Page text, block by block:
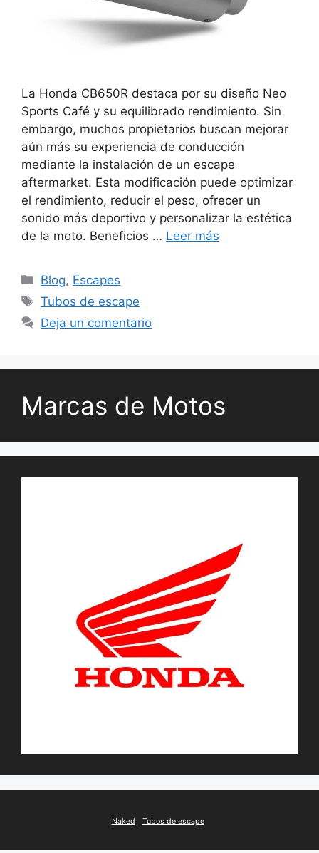
La Honda CB650R destaca por su diseño Neo
Sports Café y su equilibrado rendimiento. Sin
embargo, muchos propietarios buscan mejorar
aún más su experiencia de conducción
mediante la instalación de un escape
aftermarket. Esta modificación puede optimizar
el rendimiento, reducir el peso, ofrecer un
sonido más deportivo y personalizar la estética
de la moto. Beneficios … Leer más
Categorías
Blog, Escapes
Etiquetas
Tubos de escape
Deja un comentario
Marcas de Motos
Naked Tubos de escape